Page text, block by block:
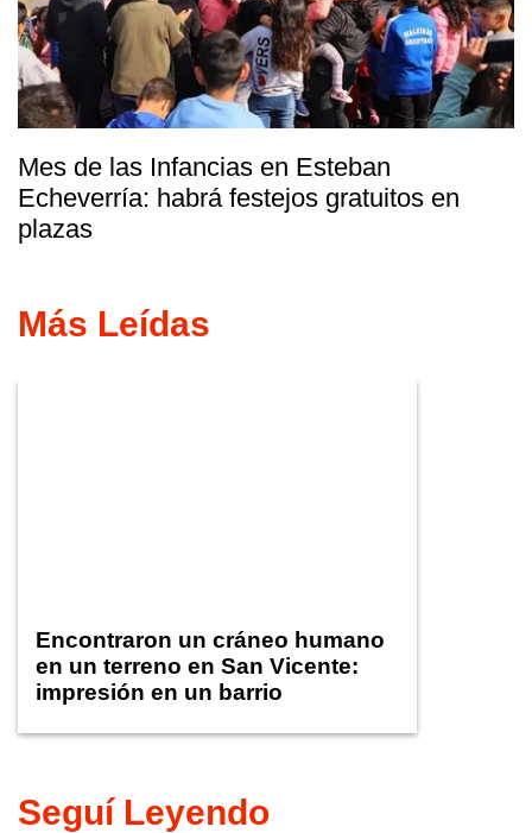
Mes de las Infancias en Esteban
Echeverría: habrá festejos gratuitos en
plazas
Más Leídas
Encontraron un cráneo humano
en un terreno en San Vicente:
impresión en un barrio
Seguí Leyendo